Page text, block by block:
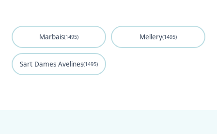
Marbais(1495) Mellery(1495)
Sart Dames Avelines(1495)